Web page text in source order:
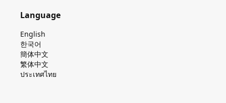
Language
English
한국어
簡体中文
繁体中文
ประเทศไทย